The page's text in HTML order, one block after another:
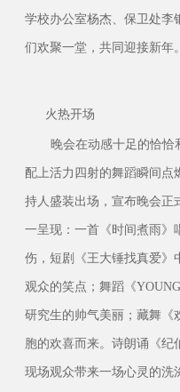
学校办公室杨杰、保卫处李
们欢聚一堂，共同迎接新年
火热开场
晚会在动感十足的恰恰
配上活力四射的舞蹈瞬间点
持人盛装出场，宣布晚会正
一呈现：一首《时间煮雨》
伤，短剧《王大锤找真爱》
观众的笑点；舞蹈《
研究生的帅气美丽；藏舞《
胞的欢喜而来。诗朗诵《
现场观众带来一场心灵的洗